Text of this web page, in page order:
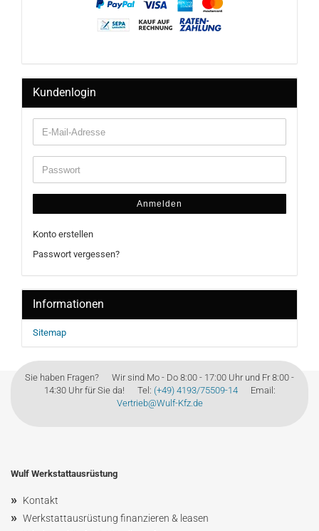
Kundenlogin
Anmelden
Konto erstellen
Passwort vergessen?
Informationen
Sitemap
Sie haben Fragen? Wir sind Mo - Do 8:00 - 17:00 Uhr und Fr 8:00 -
14:30 Uhr für Sie da! Tel: (+49) 4193/75509-14Email:
Vertrieb@Wulf-Kfz.de
Wulf Werkstattausrüstung
» Kontakt
» Werkstattausrüstung finanzieren & leasen